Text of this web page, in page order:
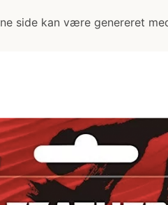
side kan være genereret